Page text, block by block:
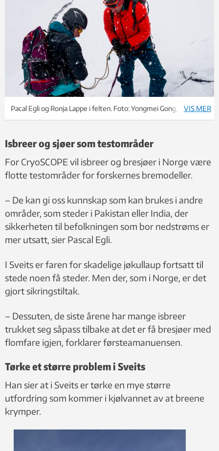
Pacal Egli og Ronja Lappe i felten. Foto: Yongmei Gong, NTNU
VIS MER
Isbreer og sjøer som testområder
For CryoSCOPE vil isbreer og bresjøer i Norge være
flotte testområder for forskernes bremodeller.
– De kan gi oss kunnskap som kan brukes i andre
områder, som steder i Pakistan eller India, der
sikkerheten til befolkningen som bor nedstrøms er
mer utsatt, sier Pascal Egli.
I Sveits er faren for skadelige jøkullaup fortsatt til
stede noen få steder. Men der, som i Norge, er det
gjort sikringstiltak.
– Dessuten, de siste årene har mange isbreer
trukket seg såpass tilbake at det er få bresjøer med
flomfare igjen, forklarer førsteamanuensen.
Tørke et større problem i Sveits
Han sier at i Sveits er tørke en mye større
utfordring som kommer i kjølvannet av at breene
krymper.